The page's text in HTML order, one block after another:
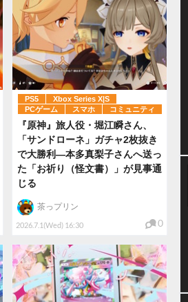
PS5
Xbox Series X|S
PCゲーム
スマホ コミュニティ
『原神』旅人役・堀江瞬さん、
「サンドローネ」ガチャ2枚抜き
で大勝利―本多真梨子さんへ送っ
た「お祈り（怪文書）」が見事通
じる
2026.7.1(Wed) 16:30
茶っプリン
0